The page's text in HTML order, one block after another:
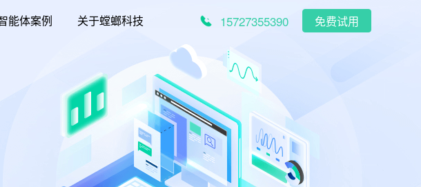
能体案例 关于螳螂科技 15727355390 免费试用